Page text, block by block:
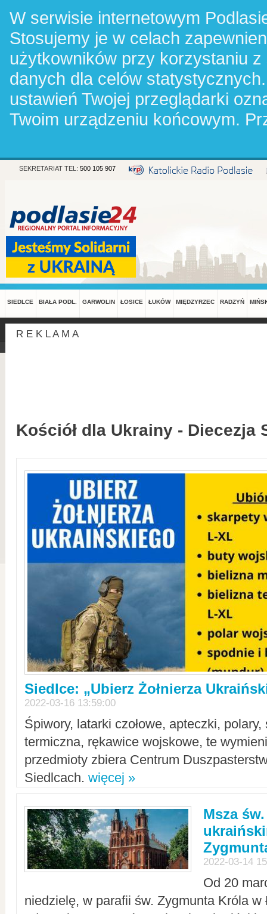
W serwisie internetowym
Stosujemy je w celach
użytkowników przy korzystaniu
danych dla celów
ustawień Twojej przeglądarki
Twoim urządzeniu końcowym.
SEKRETARIAT TEL: 500 105 907
SIEDLCE BIAŁA PODL. GARWOLIN ŁOSICE ŁUKÓW MIĘDZYRZEC RADZYŃ
R E K L A M A
Kościół dla Ukrainy - Diecezja
Siedlce: „Ubierz Żołnierza
2022-03-16 13:59:00
Śpiwory, latarki czołowe, apteczki,
termiczna, rękawice wojskowe, te
przedmioty zbiera Centrum
Siedlcach. więcej »
Msza
2022-03-14
Od 20
niedzielę, w parafii św. Zygmunta Króla w